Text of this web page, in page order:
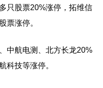
只股票20%涨停，拓维信
票涨停。
航电测、北方长龙20%
科技等涨停。